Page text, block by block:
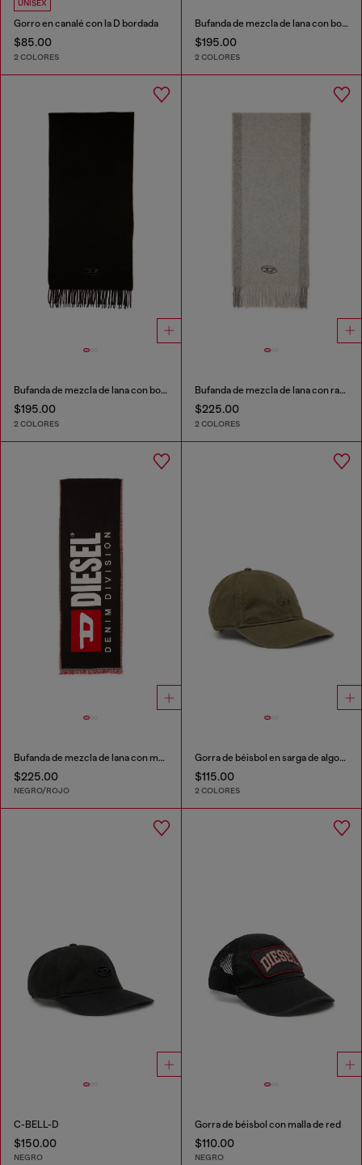
UNISEX
Gorro en canalé con la D bordada
$85.00
2 COLORES
Bufanda de mezcla de lana con bordes de flecos
$195.00
2 COLORES
Bufanda de mezcla de lana con bordes de flecos
$195.00
2 COLORES
Bufanda de mezcla de lana con rayas en contraste
$225.00
2 COLORES
Bufanda de mezcla de lana con maxi logo en jacquard
$225.00
NEGRO/ROJO
Gorra de béisbol en sarga de algodón lavada
$115.00
2 COLORES
C-BELL-D
$150.00
NEGRO
Gorra de béisbol con malla de red
$110.00
NEGRO